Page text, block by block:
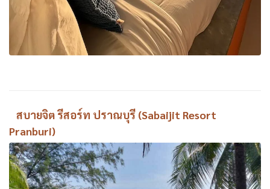
สบายจิต รีสอร์ท ปราณบุรี (Sabaijit Resort
Pranburi)